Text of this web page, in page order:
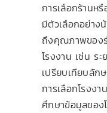
การเลือกร้านห
มีตัวเลือกอย่าง
ถึงคุณภาพขอ
โรงงาน เช่น ร
เปรียบเทียบลัก
การเลือกโรงง
ศึกษาข้อมูลขอ